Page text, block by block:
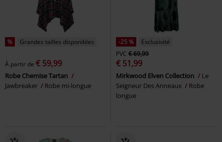
% Grandes tailles disponibles
À partir de € 59,99
Robe Chemise Tartan
Jawbreaker
Robe mi-longue
-25 %
Exclusivité
PVC € 69,99
€ 51,99
Mirkwood Elven Collection
Le
Seigneur Des Anneaux
Robe
longue